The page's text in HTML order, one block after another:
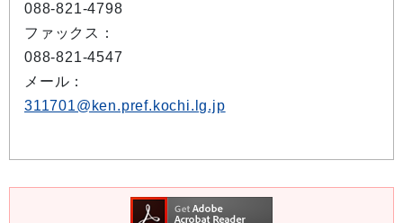
088-821-4798
ファックス：
088-821-4547
メール：
311701@ken.pref.kochi.lg.jp